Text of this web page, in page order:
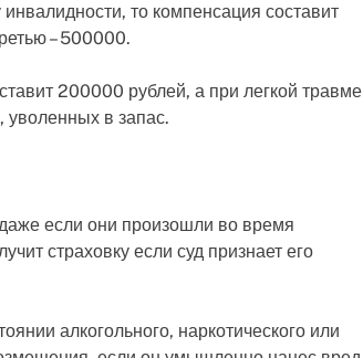
то компенсация составит
– 500000.
200000 рублей, а при легкой травме
уволенных в запас.
если они произошли во время
страховку если суд признает его
алкогольного, наркотического или